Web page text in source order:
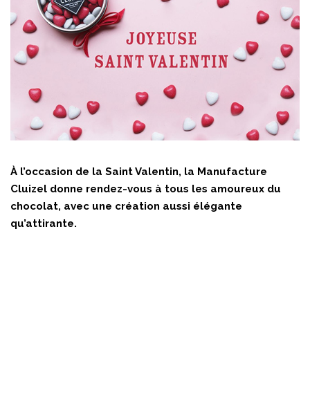
À l’occasion de la Saint Valentin, la Manufacture
Cluizel donne rendez-vous à tous les amoureux du
chocolat, avec une création aussi élégante
qu’attirante.